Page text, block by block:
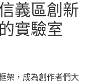
義區創新
實驗室
架，成為創作者們大